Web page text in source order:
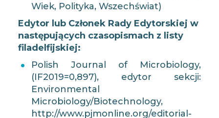
Wiek, Polityka, Wszechświat)
Edytor lub Członek Rady Edytorskiej w
następujących czasopismach z listy
filadelfijskiej:
Polish Journal of Microbiology,
(IF2019=0,897), edytor sekcji:
Environmental
Microbiology/Biotechnology,
http://www.pjmonline.org/editorial-